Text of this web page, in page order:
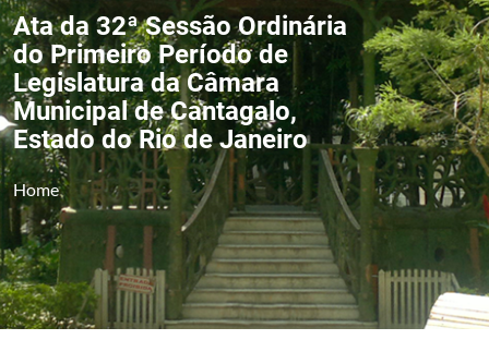
Ata da 32ª Sessão Ordinária
do Primeiro Período de
Legislatura da Câmara
Municipal de Cantagalo,
Estado do Rio de Janeiro
Home